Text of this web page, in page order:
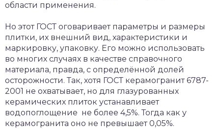
области применения.
Но этот ГОСТ оговаривает параметры и размеры
плитки, их внешний вид, характеристики и
маркировку, упаковку. Его можно использовать
во многих случаях в качестве справочного
материала, правда, с определённой долей
осторожности. Так, хотя ГОСТ керамогранит 6787-
2001 не охватывает, но для глазурованных
керамических плиток устанавливает
водопоглощение не более 4,5%. Тогда как у
керамогранита оно не превышает 0,05%.